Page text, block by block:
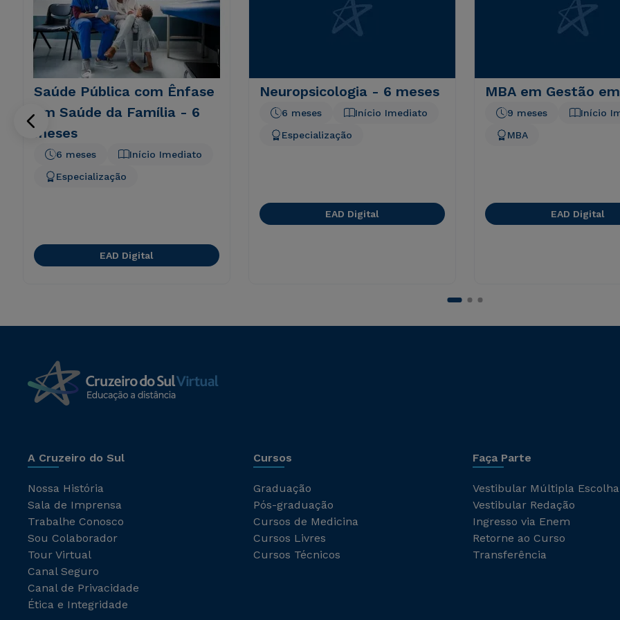
Saúde Pública com Ênfase
em Saúde da Família - 6
meses
Início Imediato
6 meses
Especialização
EAD Digital
Neuropsicologia - 6 meses
Início Imediato
6 meses
Especialização
EAD Digital
MBA em Gestão
Início
9 meses
MBA
EAD Digital
A Cruzeiro do Sul
Nossa História
Sala de Imprensa
Trabalhe Conosco
Sou Colaborador
Tour Virtual
Canal Seguro
Canal de Privacidade
Ética e Integridade
Cursos
Graduação
Pós-graduação
Cursos de Medicina
Cursos Livres
Cursos Técnicos
Faça Parte
Vestibular Múltipla Escolha
Vestibular Redação
Ingresso via Enem
Retorne ao Curso
Transferência